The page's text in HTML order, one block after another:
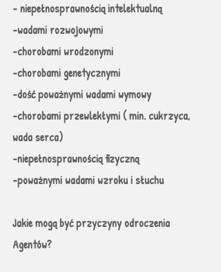
- niepełnosprawnością intelektualną
-wadami rozwojowymi
-chorobami wrodzonymi
-chorobami genetycznymi
-dość poważnymi wadami wymowy
-chorobami przewlekłymi ( min. cukrzyca,
wada serca)
-niepełnosprawnością fizyczną
-poważnymi wadami wzroku i słuchu
Jakie mogą być przyczyny odroczenia
Agentów?